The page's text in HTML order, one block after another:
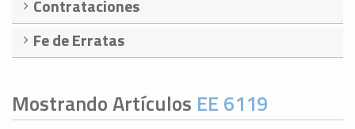
Contrataciones
Fe de Erratas
Mostrando Artículos EE 6119